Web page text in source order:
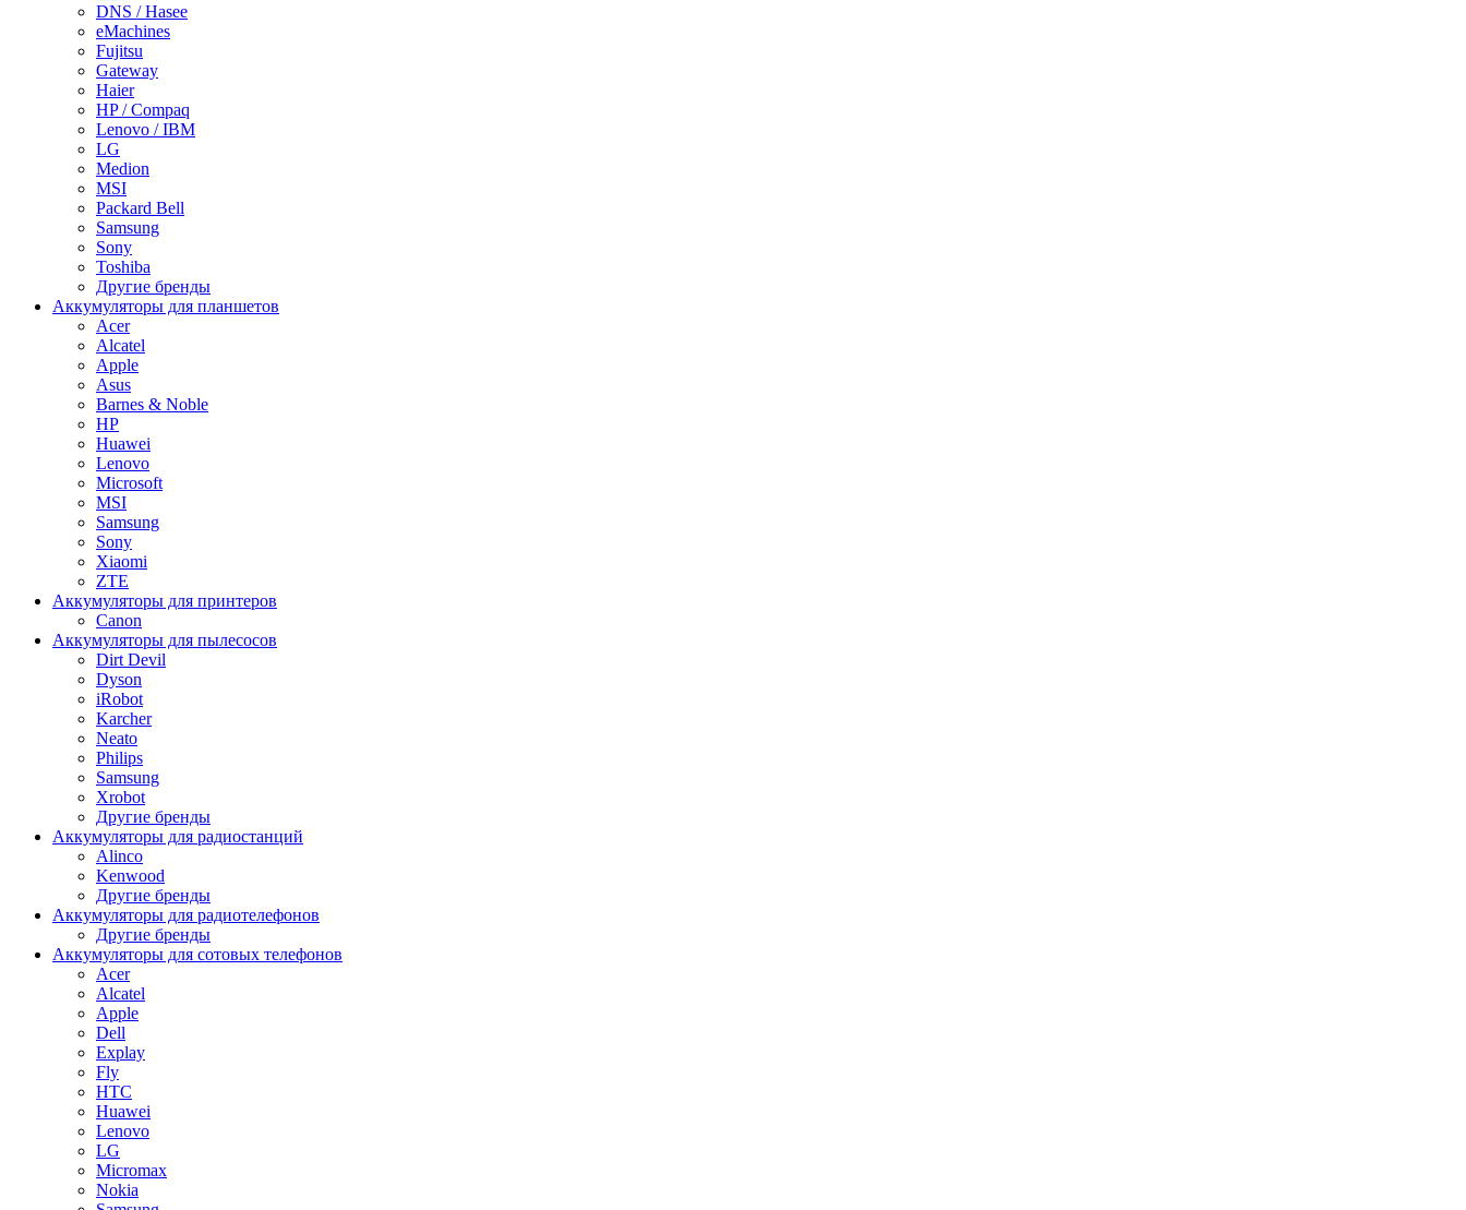
DNS / Hasee
eMachines
Fujitsu
Gateway
Haier
HP / Compaq
Lenovo / IBM
LG
Medion
MSI
Packard Bell
Samsung
Sony
Toshiba
Другие бренды
Аккумуляторы для планшетов
Acer
Alcatel
Apple
Asus
Barnes & Noble
HP
Huawei
Lenovo
Microsoft
MSI
Samsung
Sony
Xiaomi
ZTE
Аккумуляторы для принтеров
Canon
Аккумуляторы для пылесосов
Dirt Devil
Dyson
iRobot
Karcher
Neato
Philips
Samsung
Xrobot
Другие бренды
Аккумуляторы для радиостанций
Alinco
Kenwood
Другие бренды
Аккумуляторы для радиотелефонов
Другие бренды
Аккумуляторы для сотовых телефонов
Acer
Alcatel
Apple
Dell
Explay
Fly
HTC
Huawei
Lenovo
LG
Micromax
Nokia